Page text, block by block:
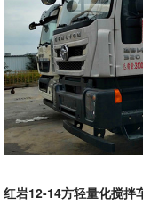
红岩12-14方轻量化搅拌